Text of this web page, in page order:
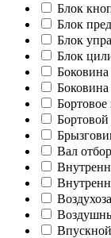
Блок
Блок
Блок
Блок
Боковина
Боковина
Бортовое
Бортовой
Вал